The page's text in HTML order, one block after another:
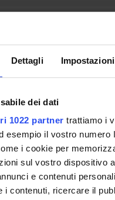
Dettagli
dei dati
1022 partner trattiamo i
esempio il vostro numero
i cookie per
sul vostro dispositivo
e contenuti
i contenuti, ricercare il
ADMINISTRATION